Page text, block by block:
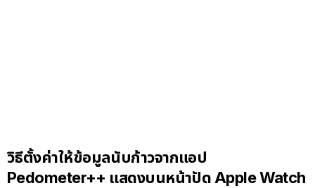
วิธีตั้งค่าให้ข้อมูลนับก้าวจากแอป
Pedometer++ แสดงบนหน้าปัด Apple Watch